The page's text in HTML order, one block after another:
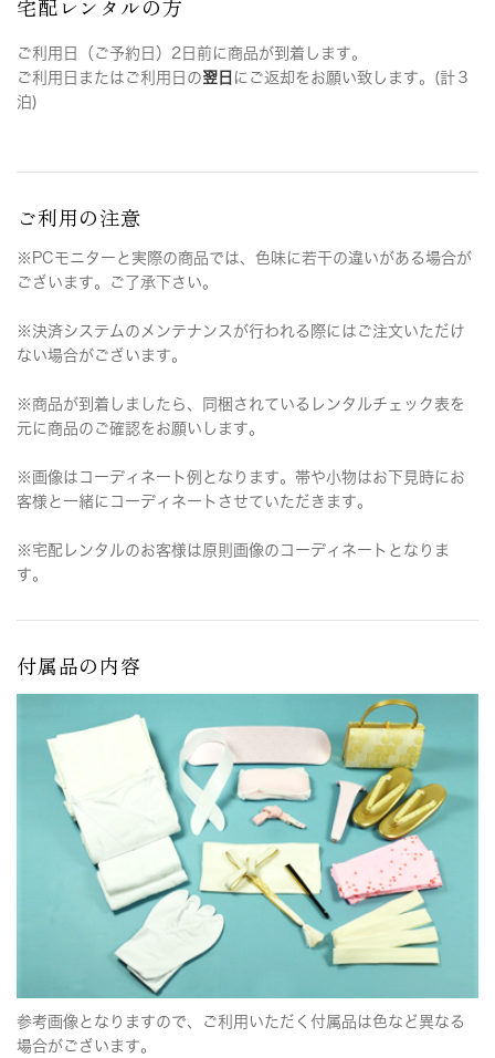
宅配レンタルの方
ご利用日（ご予約日）2日前に商品が到着します。
ご利用日またはご利用日の翌日 にご返却をお願い致します。(計３
泊)
ご利用の注意
※PCモニターと実際の商品では、色味に若干の違いがある場合が
ございます。ご了承下さい。
※決済システムのメンテナンスが行われる際にはご注文いただけ
ない場合がございます。
※商品が到着しましたら、同梱されているレンタルチェック表を
元に商品のご確認をお願いします。
※画像はコーディネート例となります。帯や小物はお下見時にお
客様と一緒にコーディネートさせていただきます。
※宅配レンタルのお客様は原則画像のコーディネートとなりま
す。
付属品の内容
参考画像となりますので、ご利用いただく付属品は色など異なる
場合がございます。